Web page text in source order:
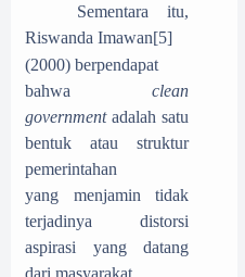
Sementara itu,
Riswanda Imawan[5]
(2000) berpendapat
bahwaclean
governmentadalah satu
bentuk atau struktur
pemerintahan
yang menjamin tidak
terjadinya distorsi
aspirasi yang datang
dari masyarakat